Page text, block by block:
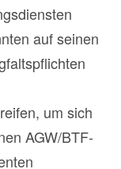
auf seinen
um sich
AGW/BTF-